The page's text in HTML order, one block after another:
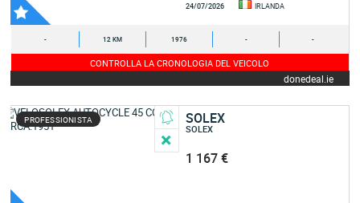
24/07/2026 IRLANDA
- 12 KM 1976 - -
CONTROLLA LA CRONOLOGIA DEL VEICOLO
donedeal.ie
PROFESSIONISTA SOLEX
SOLEX
1 167 €